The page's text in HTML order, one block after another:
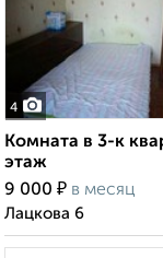
4
Комната в 3-к
этаж
9 000 ₽ в месяц
Лацкова 6